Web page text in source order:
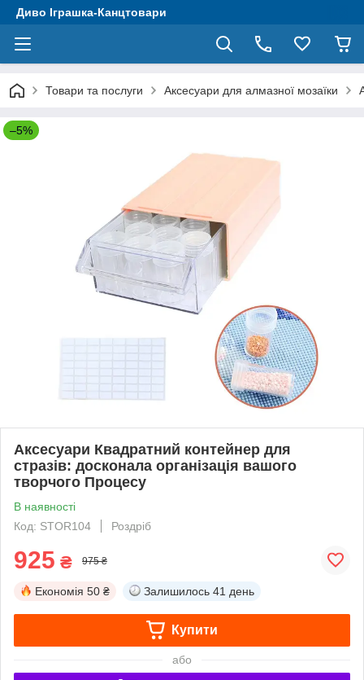
Диво Іграшка-Канцтовари
Товари та послуги Аксесуари для алмазної мозаїки
–5%
Аксесуари Квадратний контейнер для
стразів: досконала організація вашого
творчого Процесу
В наявності
Код: STOR104
Роздріб
925 ₴ 975 ₴
Економія 50 ₴ Залишилось 41 день
Купити
або